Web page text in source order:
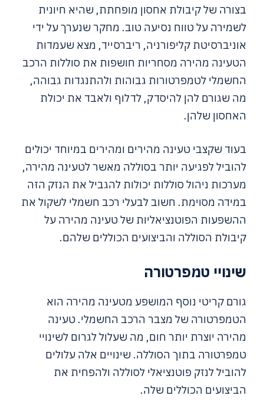
בצורה של קיבולת אחסון מופחתת, שהיא חיונית
לשמירה על טווח נסיעה טוב. מחקר שנערך על ידי
אוניברסיטת קליפורניה, ריברסייד, מצא שעמדות
הטעינה מהירה מסחריות חושפות את סוללות הרכב
החשמלי לטמפרטורות גבוהות ולהתנגדות גבוהה,
מה שגורם להן להיסדק, לדלוף ולאבד את יכולת
האחסון שלהן.
בעוד שקצבי טעינה מהירים ומהירים במיוחד יכולים
להוביל לפגיעה יותר בסוללה מאשר לטעינה מהירה,
מערכות ניהול סוללות יכולות להגביל את הנזק הזה
במידה מסוימת. חשוב לבעלי רכב חשמלי לשקול את
ההשפעות הפוטנציאליות של טעינה מהירה על
קיבולת הסוללה והביצועים הכוללים שלהם.
שינויי טמפרטורה
גורם קריטי נוסף המושפע מטעינה מהירה הוא
הטמפרטורה של מצבר הרכב החשמלי. טעינה
מהירה יוצרת יותר חום, מה שעלול לגרום לשינויי
טמפרטורה בתוך הסוללה. שינויים אלה עלולים
להוביל לנזק פוטנציאלי לסוללה ולהפחית את
הביצועים הכוללים שלה.